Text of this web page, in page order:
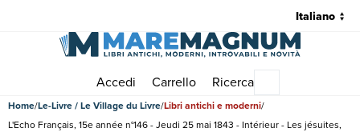
Accedi Carrello Ricerca
Home Le-Livre / Le Village du Livre Libri antichi e moderni
L'Echo Français, 15e année n°146 - Jeudi 25 mai 1843 - Intérieur - Les jésuites,